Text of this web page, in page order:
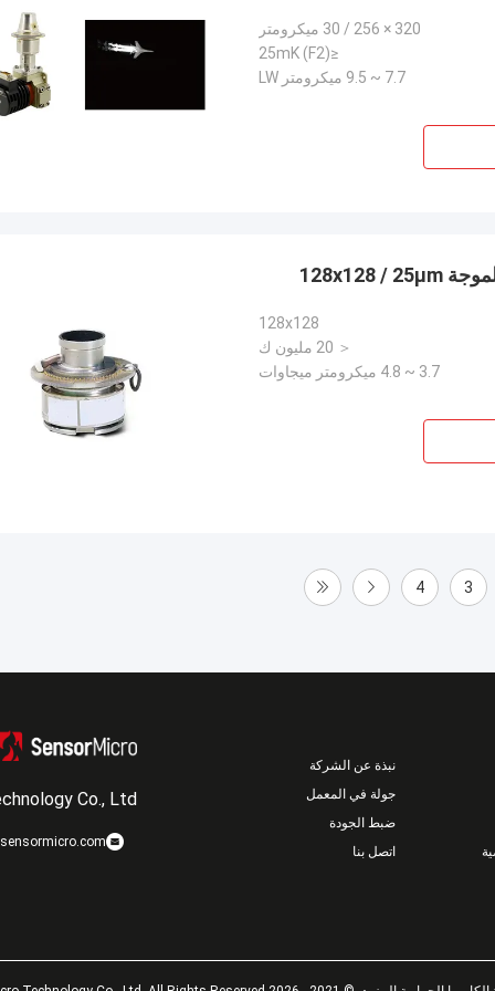
320 × 256 / 30 ميكرومتر
≤25mK (F2)
7.7 ~ 9.5 ميكرومتر LW
128x128
＜ 20 مليون ك
3.7 ~ 4.8 ميكرومتر ميجاوات
3
4
Co., Ltd
نبذة عن الشركة
جولة في المعمل
ضبط الجودة
اتصل بنا